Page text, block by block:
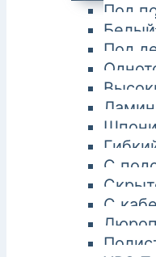
Под
Белый
Под
С
С